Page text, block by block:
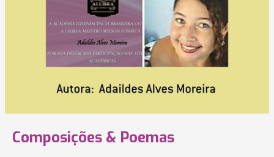
Composições & Poemas